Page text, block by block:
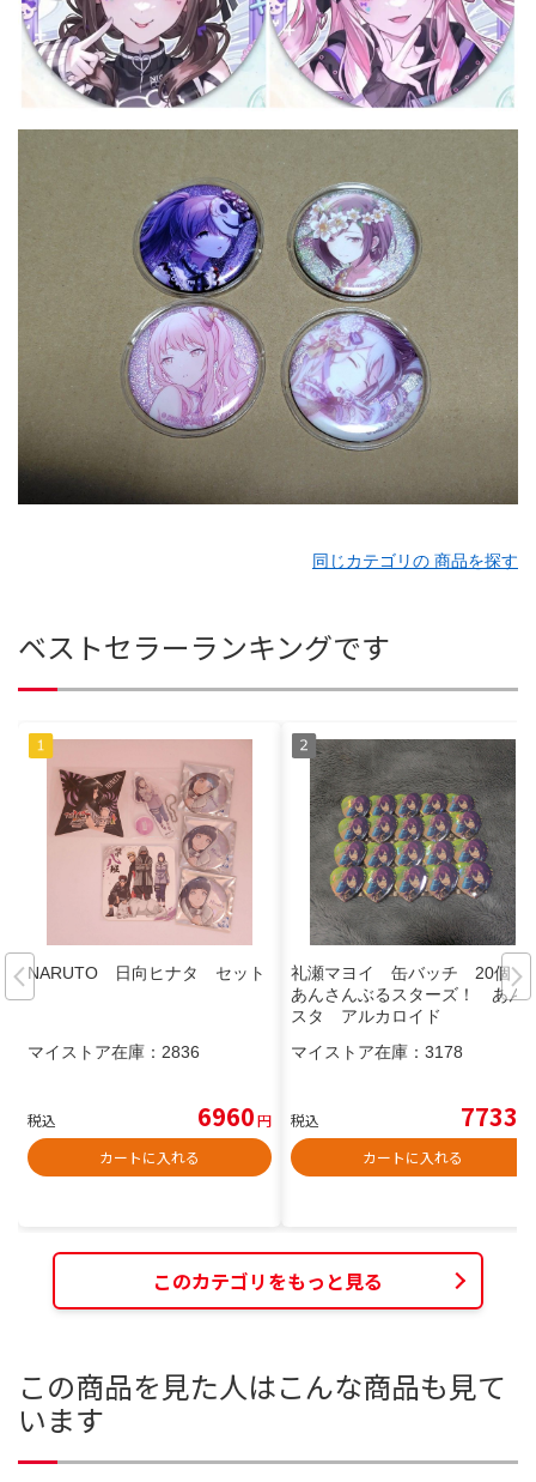
同じカテゴリの 商品を探す
ベストセラーランキングです
NARUTO 日向ヒナタ セット
マイストア在庫： 2836
税込 6960円
カートに入れる
礼瀬マヨイ 缶バッチ 20個
あんさんぶるスターズ！ あん
スタ アルカロイド
マイストア在庫： 3178
税込 7733
カートに入れる
このカテゴリをもっと見る
この商品を見た人はこんな商品も見て
います